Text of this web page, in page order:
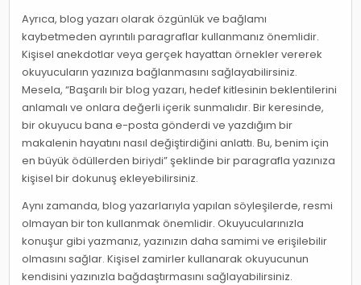
Ayrıca, blog yazarı olarak özgünlük ve bağlamı
kaybetmeden ayrıntılı paragraflar kullanmanız önemlidir.
Kişisel anekdotlar veya gerçek hayattan örnekler vererek
okuyucuların yazınıza bağlanmasını sağlayabilirsiniz.
Mesela, “Başarılı bir blog yazarı, hedef kitlesinin beklentilerini
anlamalı ve onlara değerli içerik sunmalıdır. Bir keresinde,
bir okuyucu bana e-posta gönderdi ve yazdığım bir
makalenin hayatını nasıl değiştirdiğini anlattı. Bu, benim için
en büyük ödüllerden biriydi” şeklinde bir paragrafla yazınıza
kişisel bir dokunuş ekleyebilirsiniz.
Aynı zamanda, blog yazarlarıyla yapılan söyleşilerde, resmi
olmayan bir ton kullanmak önemlidir. Okuyucularınızla
konuşur gibi yazmanız, yazınızın daha samimi ve erişilebilir
olmasını sağlar. Kişisel zamirler kullanarak okuyucunun
kendisini yazınızla bağdaştırmasını sağlayabilirsiniz.